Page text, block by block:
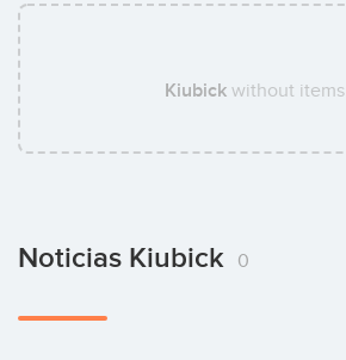
Kiubick without items
Noticias Kiubick 0